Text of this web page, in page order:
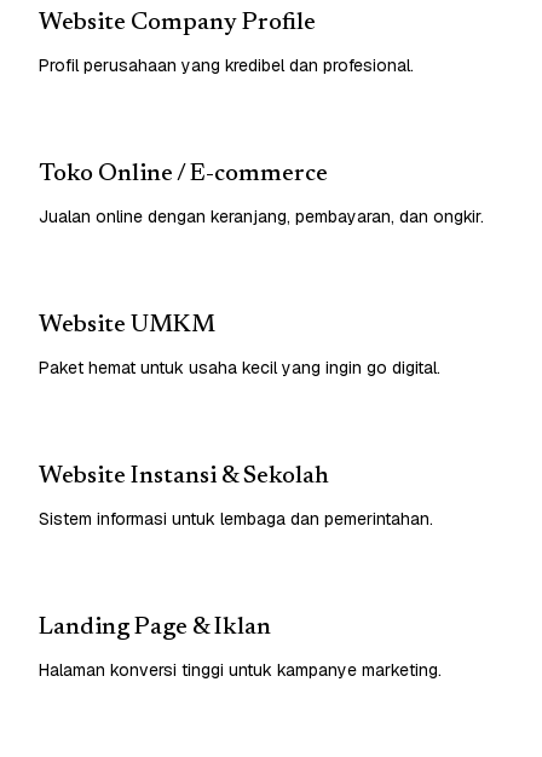
Website Company Profile
Profil perusahaan yang kredibel dan profesional.
Toko Online / E-commerce
Jualan online dengan keranjang, pembayaran, dan ongkir.
Website UMKM
Paket hemat untuk usaha kecil yang ingin go digital.
Website Instansi & Sekolah
Sistem informasi untuk lembaga dan pemerintahan.
Landing Page & Iklan
Halaman konversi tinggi untuk kampanye marketing.